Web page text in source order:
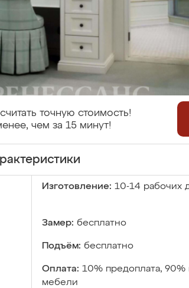
точную стоимость!
чем за 15 минут!
Изготовление: 10-14 рабочих
Замер: бесплатно
Подъём: бесплатно
Оплата: 10% предоплата, 90%
мебели